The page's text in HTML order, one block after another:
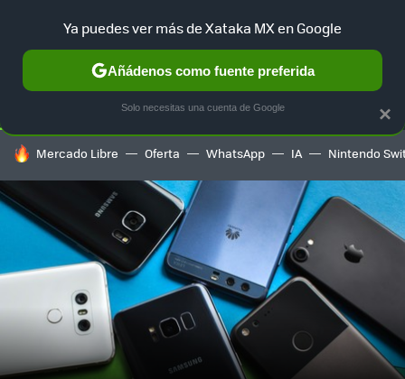
SELECCIÓN GAMING HOME AUTO TERRITORIO
HOY SE HABLA DE
Mercado Libre Oferta WhatsApp IA Nintendo
×
Ya puedes ver más de Xataka MX en Google
Añádenos como fuente preferida
Solo necesitas una cuenta de Google